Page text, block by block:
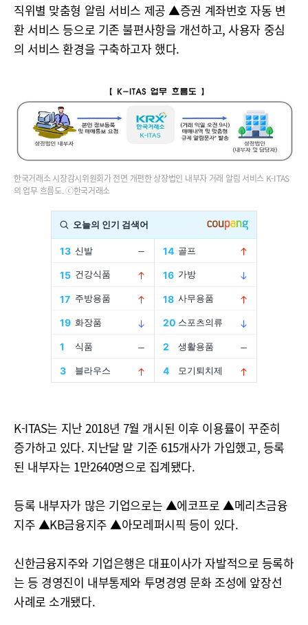
직위별 맞춤형 알림 서비스 제공 ▲증권 계좌번호 자동 변
환 서비스 등으로 기존 불편사항을 개선하고, 사용자 중심
의 서비스 환경을 구축하고자 했다.
한국거래소 시장감시위원회가 전면 개편한 상장법인 내부자 거래 알림 서비스 K-ITAS
의 업무 흐름도. ⓒ한국거래소
K-ITAS는 지난 2018년 7월 개시된 이후 이용률이 꾸준히
증가하고 있다. 지난달 말 기준 615개사가 가입했고, 등록
된 내부자는 1만2640명으로 집계됐다.
등록 내부자가 많은 기업으로는 ▲에코프로 ▲메리츠금융
지주 ▲KB금융지주 ▲아모레퍼시픽 등이 있다.
신한금융지주와 기업은행은 대표이사가 자발적으로 등록하
는 등 경영진이 내부통제와 투명경영 문화 조성에 앞장선
사례로 소개됐다.